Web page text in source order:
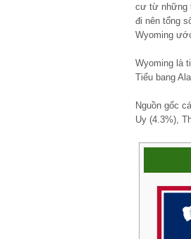
cư từ những
đi nên tổng
Wyoming
Wyoming là
Tiểu bang
Nguồn gốc
Uy (4.3%),